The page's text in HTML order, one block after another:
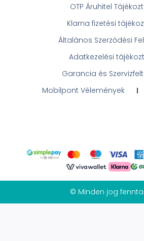
OTP Áruhitel
Klarna fizetési
Általános Szerződési
Adatkezelési
Garancia és
Mobilpont Vélemények
© Minden jog